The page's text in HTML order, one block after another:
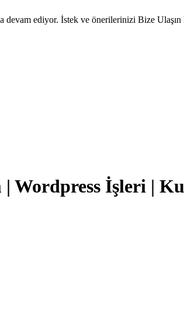
ediyor. İstek ve önerilerinizi Bize Ulaşın
Wordpress İşleri |